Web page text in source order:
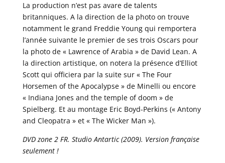
La production n’est pas avare de talents
britanniques. A la direction de la photo on trouve
notamment le grand Freddie Young qui remportera
l’année suivante le premier de ses trois Oscars pour
la photo de « Lawrence of Arabia » de David Lean. A
la direction artistique, on notera la présence d’Elliot
Scott qui officiera par la suite sur « The Four
Horsemen of the Apocalypse » de Minelli ou encore
« Indiana Jones and the temple of doom » de
Spielberg. Et au montage Eric Boyd-Perkins (« Antony
and Cleopatra » et « The Wicker Man »).
DVD zone 2 FR. Studio Antartic (2009). Version française
seulement !